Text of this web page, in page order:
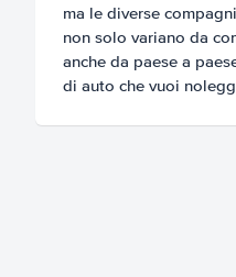
ma le diverse
non solo variano da
anche da paese a
di auto che vuoi